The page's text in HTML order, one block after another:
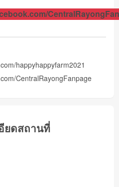
happyhappyfarm2021
CentralRayongFanpage
ยดสถานที่